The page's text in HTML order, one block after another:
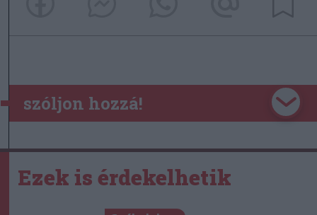
szóljon hozzá!
Ezek is érdekelhetik